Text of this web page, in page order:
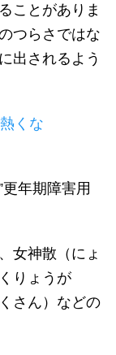
ことがありま
つらさではな
出されるよう
くな
年期障害用
女神散（にょ
りょうが
さん）などの